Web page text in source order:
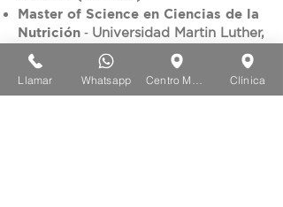
Master of Science en Ciencias de la
Nutrición - Universidad Martin Luther,
Halle-Wittemberg, Alemania
Atrás
Llamar Whatsapp Clínica